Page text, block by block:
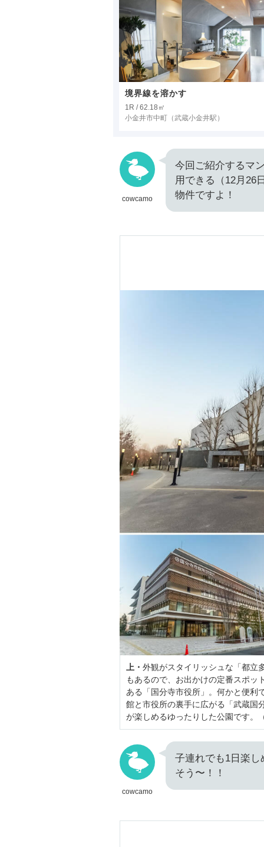
境界線を溶かす
1R / 62.18㎡
小金井市中町 （武蔵小金井駅）
cowcamo
今回ご紹介するマ
用できる（12月26
物件ですよ！
上・ 外観がスタイリッシュな「都立
もあるので、お出かけの定番スポッ
ある「国分寺市役所」。何かと便利
館と市役所の裏手に広がる「武蔵国
が楽しめるゆったりした公園です。
cowcamo
子連れでも1日楽
そう〜！！